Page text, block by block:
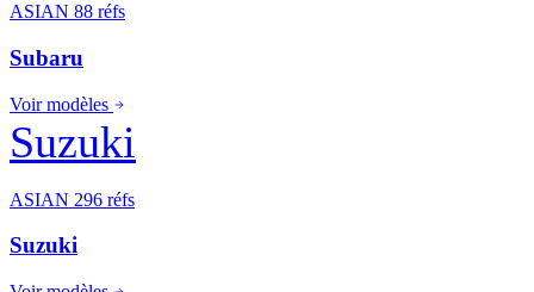
ASIAN 88 réfs
Subaru
Voir modèles
Suzuki
ASIAN 296 réfs
Suzuki